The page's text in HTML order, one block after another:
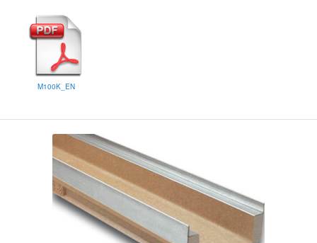
M100K_EN